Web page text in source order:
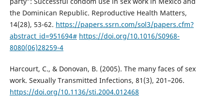
the Dominican Republic. Reproductive Health Matters,
14(28), 53-62. https://papers.ssrn.com/sol3/papers.cfm?
abstract_id=951694# https://doi.org/10.1016/S0968-
8080(06)28259-4
Harcourt, C., & Donovan, B. (2005). The many faces of sex
work. Sexually Transmitted Infections, 81(3), 201–206.
https://doi.org/10.1136/sti.2004.012468